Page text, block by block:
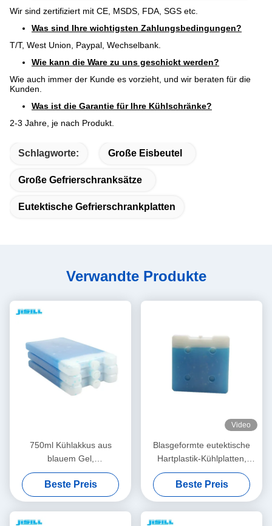
Wir sind zertifiziert mit CE, MSDS, FDA, SGS etc.
Was sind Ihre wichtigsten Zahlungsbedingungen?
T/T, West Union, Paypal, Wechselbank.
Wie kann die Ware zu uns geschickt werden?
Wie auch immer der Kunde es vorzieht, und wir beraten für die
Kunden.
Was ist die Garantie für Ihre Kühlschränke?
2-3 Jahre, je nach Produkt.
Schlagworte: Große Eisbeutel
Große Gefrierschranksätze
Eutektische Gefrierschrankplatten
Verwandte Produkte
750ml Kühlakkus aus
blauem Gel,
wiederverwendbar, für die
Frische und Konservierung
von Lebensmitteln mit SAP
Beste Preis
Video
Blasgeformte eutektische
Hartplastik-Kühlplatten,
eutektische Gefrierplatten
Beste Preis